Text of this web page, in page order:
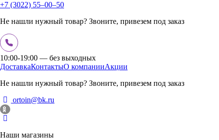
+7 (3022) 55‒00‒50
Не нашли нужный товар? Звоните, привезем под заказ
10:00-19:00 — без выходных
ДоставкаКонтактыО компанииАкции
Не нашли нужный товар? Звоните, привезем под заказ
ortoin@bk.ru
Наши магазины